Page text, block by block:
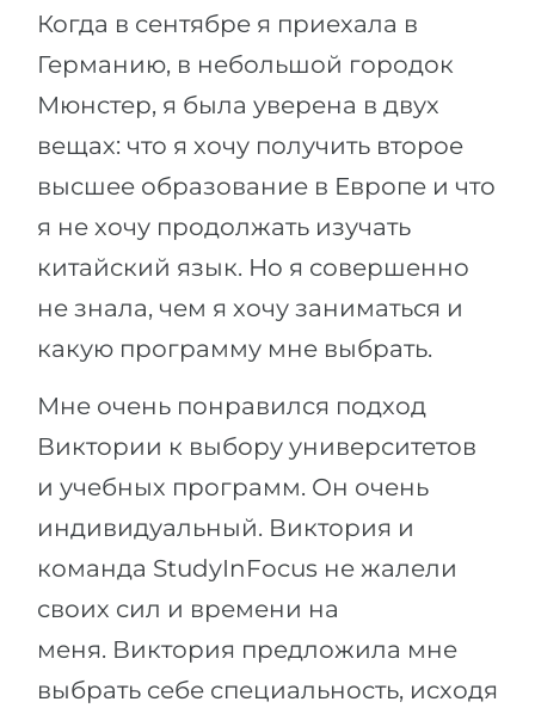
Когда в сентябре я приехала в
Германию, в небольшой городок
Мюнстер, я была уверена в двух
вещах: что я хочу получить второе
высшее образование в Европе и что
я не хочу продолжать изучать
китайский язык. Но я совершенно
не знала, чем я хочу заниматься и
какую программу мне выбрать.
Мне очень понравился подход
Виктории к выбору университетов
и учебных программ. Он очень
индивидуальный. Виктория и
команда StudyInFocus не жалели
своих сил и времени на
меня. Виктория предложила мне
выбрать себе специальность, исходя